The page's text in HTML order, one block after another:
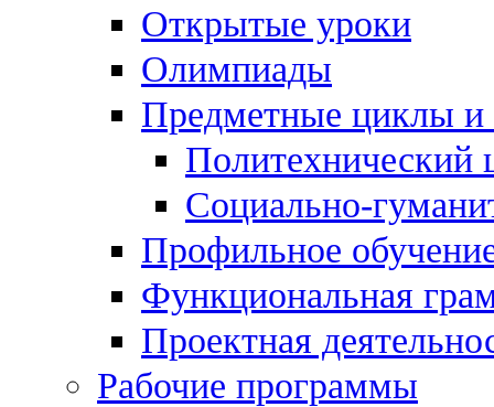
Открытые уроки
Олимпиады
Предметные циклы и
Политехнический
Социально-
Профильное
Функциональная
Проектная
Рабочие программы